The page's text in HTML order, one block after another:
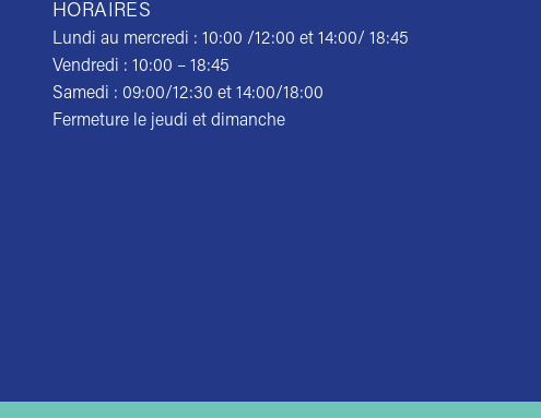
HORAIRES
Lundi au mercredi : 10:00 /12:00 et 14:00/ 18:45
Vendredi : 10:00 – 18:45
Samedi : 09:00/12:30 et 14:00/18:00
Fermeture le jeudi et dimanche